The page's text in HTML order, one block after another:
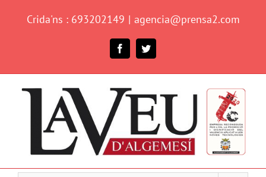
Crida'ns : 693202149 | agencia@prensa2.com
FacebookTwitter